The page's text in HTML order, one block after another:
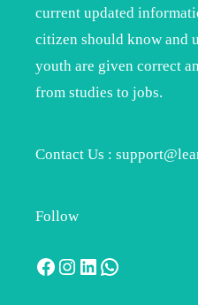
current updated
citizen should know and
youth are given correct
from studies to jobs.
Contact Us :
Follow
Facebook
Instagram
LinkedIn
WhatsApp